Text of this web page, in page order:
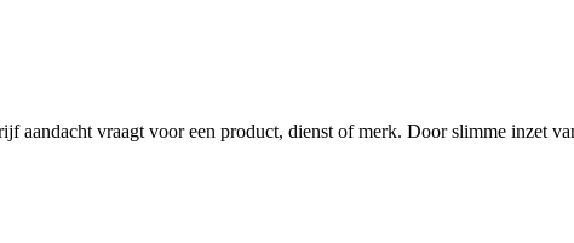
aandacht vraagt voor een product, dienst of merk. Door slimme inzet